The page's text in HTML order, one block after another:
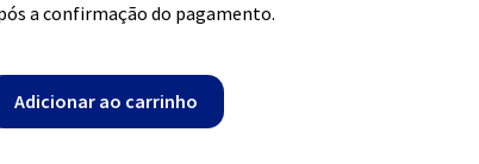
a confirmação do pagamento.
Adicionar ao carrinho